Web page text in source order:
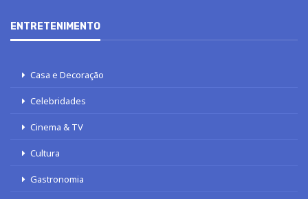
ENTRETENIMENTO
Casa e Decoração
Celebridades
Cinema & TV
Cultura
Gastronomia